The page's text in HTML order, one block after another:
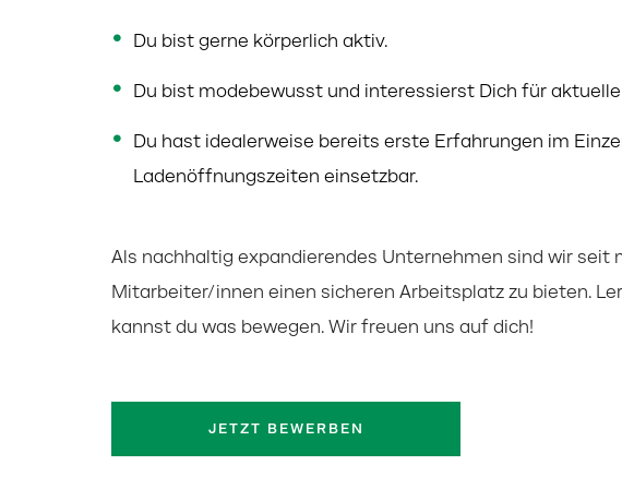
Du bist gerne körperlich aktiv.
Du bist modebewusst und interessierst Dich für aktuelle
Du hast idealerweise bereits erste Erfahrungen im
Ladenöffnungszeiten einsetzbar.
Als nachhaltig expandierendes Unternehmen sind wir seit
Mitarbeiter/innen einen sicheren Arbeitsplatz zu bieten.
kannst du was bewegen. Wir freuen uns auf dich!
JETZT BEWERBEN